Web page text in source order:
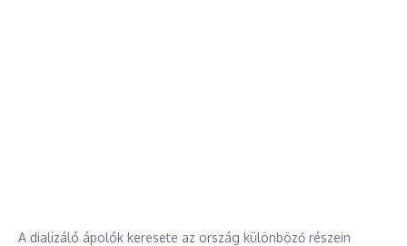
A dializáló ápolók keresete az ország különböző részein